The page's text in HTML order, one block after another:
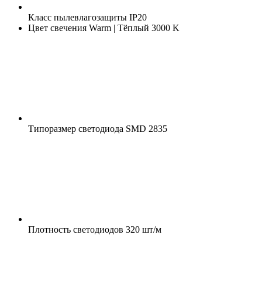
Класс пылевлагозащиты IP20
Цвет свечения Warm | Тёплый 3000 K
Типоразмер светодиода SMD 2835
Плотность светодиодов 320 шт/м